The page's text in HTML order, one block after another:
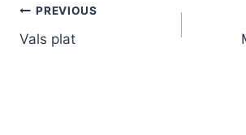
Post
navigation
PREVIOUS
Vals plat